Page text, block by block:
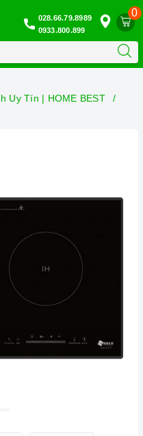
0
028.66.79.8989
0933.800.899
Uy Tín | HOME BEST